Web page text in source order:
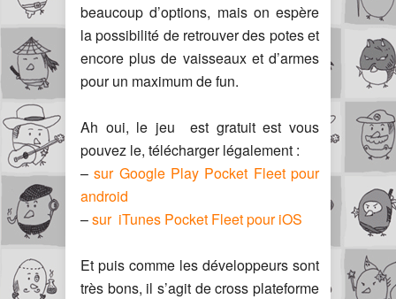
beaucoup d’options, mais on espère
la possibilité de retrouver des potes et
encore plus de vaisseaux et d’armes
pour un maximum de fun.
Ah oui, le jeu est gratuit est vous
pouvez le, télécharger légalement :
–sur Google Play Pocket Fleet pour
android
–sur iTunes Pocket Fleet pour iOS
Et puis comme les développeurs sont
très bons, il s’agit de cross plateforme